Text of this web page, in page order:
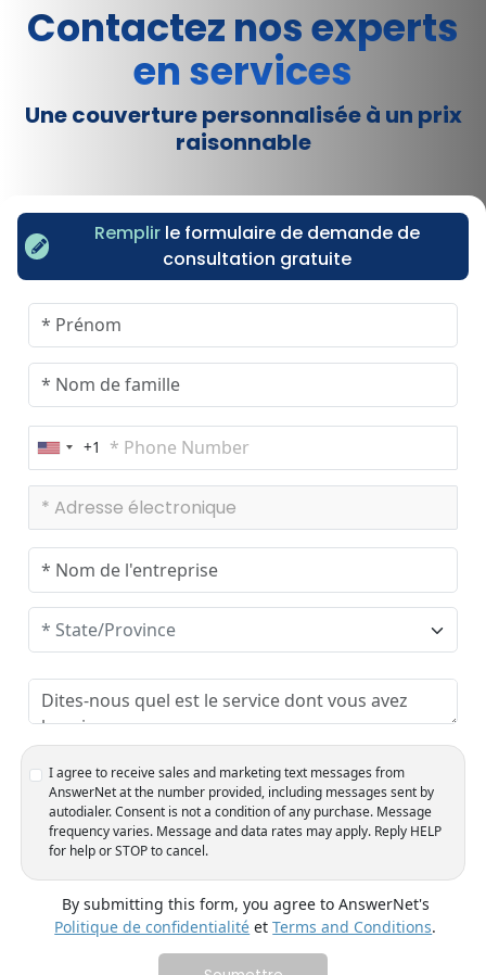
Contactez nos experts
en services
Une couverture personnalisée à un prix
raisonnable
Remplir le formulaire de demande de
consultation gratuite
U
n
t
d
S
t
a
t
s
+
+1
I agree to receive sales and marketing text messages from
AnswerNet at the number provided, including messages sent by
autodialer. Consent is not a condition of any purchase. Message
frequency varies. Message and data rates may apply. Reply HELP
for help or STOP to cancel.
By submitting this form, you agree to AnswerNet's
Politique de confidentialité etTerms and Conditions.